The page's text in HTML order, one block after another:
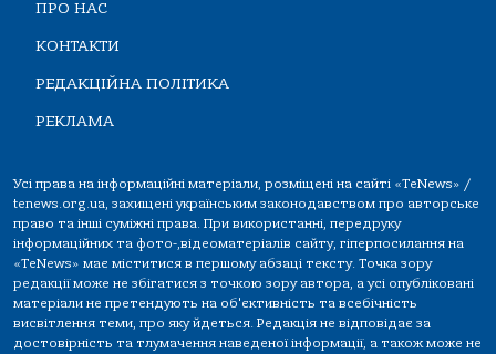
ПРО НАС
КОНТАКТИ
РЕДАКЦІЙНА ПОЛІТИКА
РЕКЛАМА
Усі права на інформаційні матеріали, розміщені на сайті «TeNews» /
tenews.org.ua, захищені українським законодавством про авторське
право та інші суміжні права. При використанні, передруку
інформаційних та фото-,відеоматеріалів сайту, гіперпосилання на
«TeNews» має міститися в першому абзаці тексту. Точка зору
редакції може не збігатися з точкою зору автора, а усі опубліковані
матеріали не претендують на об'єктивність та всебічність
висвітлення теми, про яку йдеться. Редакція не відповідає за
достовірність та тлумачення наведеної інформації, а також може не